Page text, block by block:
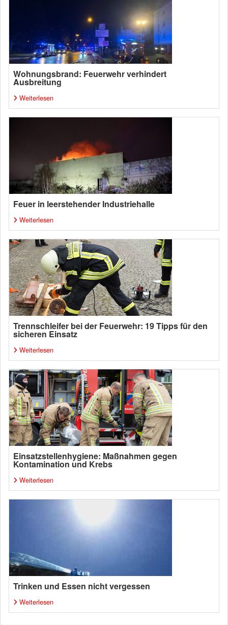
Wohnungsbrand: Feuerwehr verhindert
Ausbreitung
Weiterlesen
Feuer in leerstehender Industriehalle
Weiterlesen
Trennschleifer bei der Feuerwehr: 19 Tipps für den
sicheren Einsatz
Weiterlesen
Einsatzstellenhygiene: Maßnahmen gegen
Kontamination und Krebs
Weiterlesen
Trinken und Essen nicht vergessen
Weiterlesen